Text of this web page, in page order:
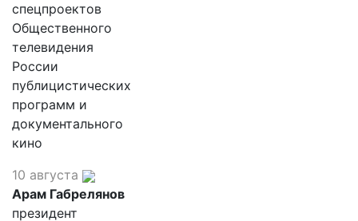
спецпроектов
Общественного
телевидения
России
публицистических
программ и
документального
кино
10 августа
Арам Габрелянов
президент